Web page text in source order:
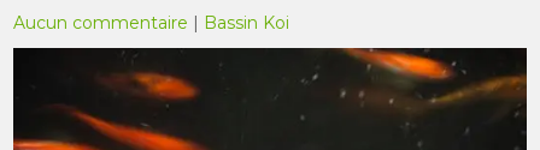
Aucun commentaire | Bassin Koi